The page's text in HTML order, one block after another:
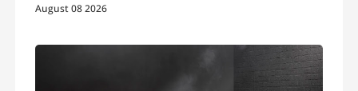
August 08 2026